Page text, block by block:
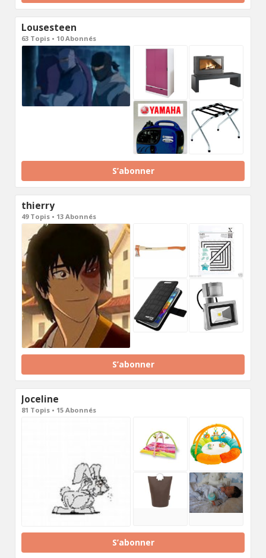
Lousesteen
63 Topis • 10 Abonnés
S’abonner
thierry
49 Topis • 13 Abonnés
S’abonner
Joceline
81 Topis • 15 Abonnés
S’abonner